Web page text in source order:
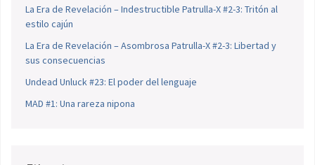
La Era de Revelación – Indestructible Patrulla-X #2-3: Tritón al
estilo cajún
La Era de Revelación – Asombrosa Patrulla-X #2-3: Libertad y
sus consecuencias
Undead Unluck #23: El poder del lenguaje
MAD #1: Una rareza nipona